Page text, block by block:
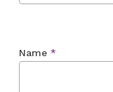
Name *